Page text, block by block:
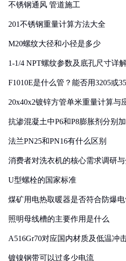
不锈钢通风 管道施工
201不锈钢重量计算方法大全
M20螺纹大径和小径是多少
1-1/4 NPT螺纹参数及底孔尺寸详
F1010E是什么管？能否用3205或
20x40x2镀锌方管单米重量计算与
抗渗混凝土中P6和P8膨胀剂分别
法兰PN25和PN16有什么区别
消费者对洗衣机的核心需求调研
U型螺栓的国家标准
煤矿用电热取暖器是否符合防爆
照明母线槽的主要作用是什么
A516Gr70对应国内材质及低温冲
镀镍钢带可以过多少电流